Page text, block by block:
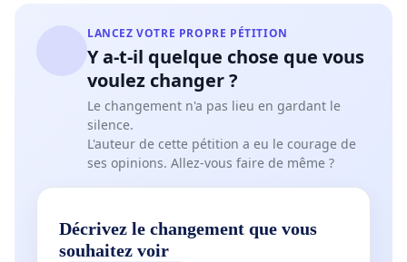
LANCEZ VOTRE PROPRE PÉTITION
Y a-t-il quelque chose que vous
voulez changer ?
Le changement n'a pas lieu en gardant le
silence.
L'auteur de cette pétition a eu le courage de
ses opinions. Allez-vous faire de même ?
Décrivez le changement que vous
souhaitez voir